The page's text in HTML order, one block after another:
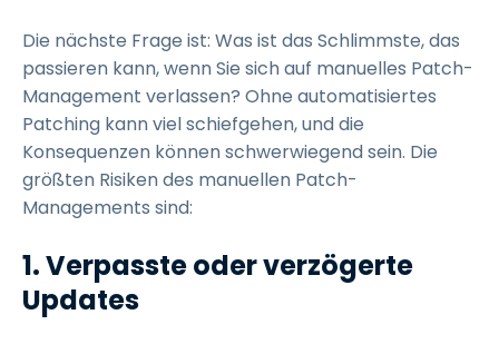
Die nächste Frage ist: Was ist das Schlimmste, das
passieren kann, wenn Sie sich auf manuelles Patch-
Management verlassen? Ohne automatisiertes
Patching kann viel schiefgehen, und die
Konsequenzen können schwerwiegend sein. Die
größten Risiken des manuellen Patch-
Managements sind:
1. Verpasste oder verzögerte
Updates